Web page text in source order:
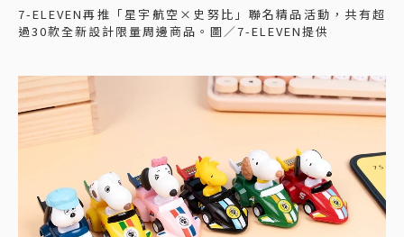
7-ELEVEN再推「星宇航空×史努比」聯名精品活動，共有超
過30款全新設計限量周邊商品。圖／7-ELEVEN提供